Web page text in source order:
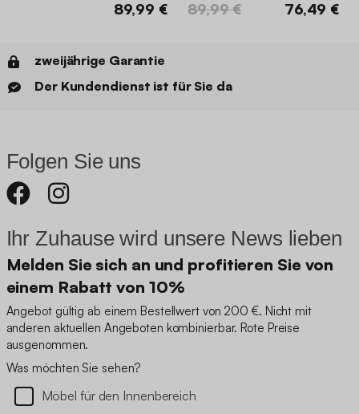
89,99 € 89,99 € 76,49 €
zweijährige Garantie
Der Kundendienst ist für Sie da
Folgen Sie uns
Ihr Zuhause wird unsere News lieben
Melden Sie sich an und profitieren Sie von
einem Rabatt von 10%
Angebot gültig ab einem Bestellwert von 200 €. Nicht mit
anderen aktuellen Angeboten kombinierbar. Rote Preise
ausgenommen.
Was möchten Sie sehen?
Möbel für den Innenbereich